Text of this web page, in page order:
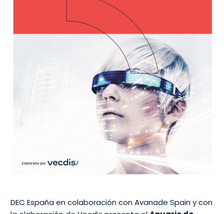
DEC España en colaboración con Avanade Spain y con